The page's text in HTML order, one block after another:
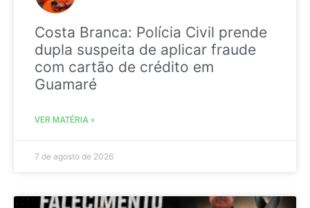
Costa Branca: Polícia Civil prende
dupla suspeita de aplicar fraude
com cartão de crédito em
Guamaré
VER MATÉRIA »
7 de agosto de 2026